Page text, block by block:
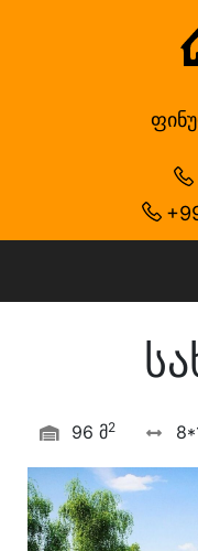
96 მ2